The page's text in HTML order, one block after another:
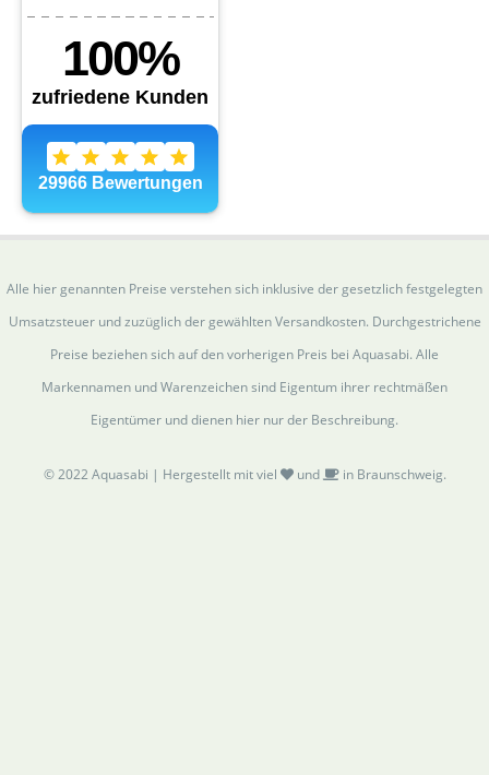
Alle hier genannten Preise verstehen sich inklusive der gesetzlich festgelegten
Umsatzsteuer und zuzüglich der gewählten Versandkosten. Durchgestrichene
Preise beziehen sich auf den vorherigen Preis bei Aquasabi. Alle
Markennamen und Warenzeichen sind Eigentum ihrer rechtmäßen
Eigentümer und dienen hier nur der Beschreibung.
© 2022 Aquasabi | Hergestellt mit viel und in Braunschweig.